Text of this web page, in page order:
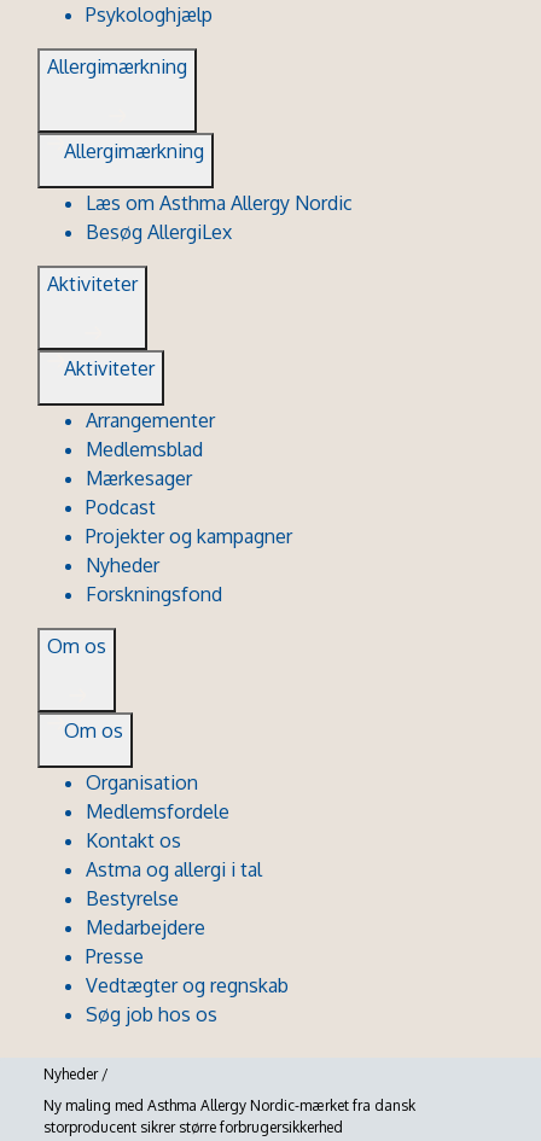
Psykologhjælp
Allergimærkning
Allergimærkning
Læs om Asthma Allergy Nordic
Besøg AllergiLex
Aktiviteter
Aktiviteter
Arrangementer
Medlemsblad
Mærkesager
Podcast
Projekter og kampagner
Nyheder
Forskningsfond
Om os
Om os
Organisation
Medlemsfordele
Kontakt os
Astma og allergi i tal
Bestyrelse
Medarbejdere
Presse
Vedtægter og regnskab
Søg job hos os
Nyheder /
Ny maling med Asthma Allergy Nordic-mærket fra dansk
storproducent sikrer større forbrugersikkerhed